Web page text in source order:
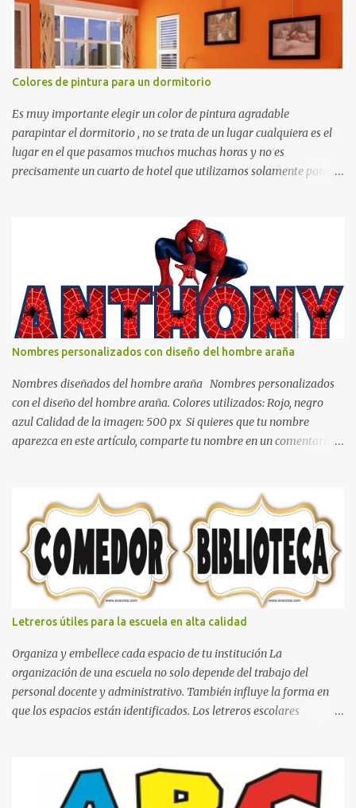
Colores de pintura para un dormitorio
Es muy importante elegir un color de pintura agradable
parapintar el dormitorio , no se trata de un lugar cualquiera es el
lugar en el que pasamos muchos muchas horas y no es
precisamente un cuarto de hotel que utilizamos solamente para
cómodo y también para nuestra vista. Te mostramos algunas
sugerencias que pueden brindar la elegancia y estilo que buscas
para tu dormitorio. El color naranja es una buena opción para
recibir esa luz y felicidad que todo ser humano necesita. El color
blanco es ideal para lograr el relax total, es un color que va con
todo y además es color bastante limpio que te dará esa sensación
de calidez. Los colores terra son excelentes para usar en el
dormitorio nos brinda esa sensación de tranquilidad y confort. El
color gris es un color muy relajante y por lo tanto entra en la lista
de colo...
Nombres personalizados con diseño del hombre araña
Nombres diseñados del hombre araña Nombres personalizados
con el diseño del hombre araña. Colores utilizados: Rojo, negro
azul Calidad de la imagen: 500 px Si quieres que tu nombre
aparezca en este artículo, comparte tu nombre en un comentario y
decorar el dormitorio con pósters Cama con diseño de ring de
boxeo Ideas para decoraciones de fiestas infantiles Cosas bonitas
que se pueden hacer con gomas de coche
Letreros útiles para la escuela en alta calidad
Organiza y embellece cada espacio de tu institución La
organización de una escuela no solo depende del trabajo del
personal docente y administrativo. También influye la forma en
que los espacios están identificados. Los letreros escolares
decorativo que hace que la institución luzca más ordenada,
moderna y acogedora. Pensando en esta necesidad, he diseñado